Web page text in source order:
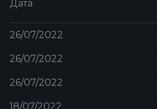
Дата
26/07/2022
26/07/2022
26/07/2022
18/07/2022